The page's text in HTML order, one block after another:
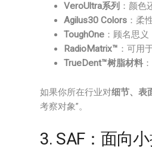
VeroUltra系列 ：颜色
Agilus30 Colors ：柔
ToughOne ：顾名思
RadioMatrix™ ：可用
TrueDent™树脂材料
如果你所在行业对细节、表
考察对象”。
3. SAF：面向